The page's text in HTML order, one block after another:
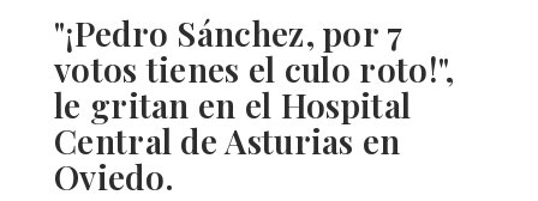
"¡Pedro Sánchez, por 7
votos tienes el culo roto!",
le gritan en el Hospital
Central de Asturias en
Oviedo.